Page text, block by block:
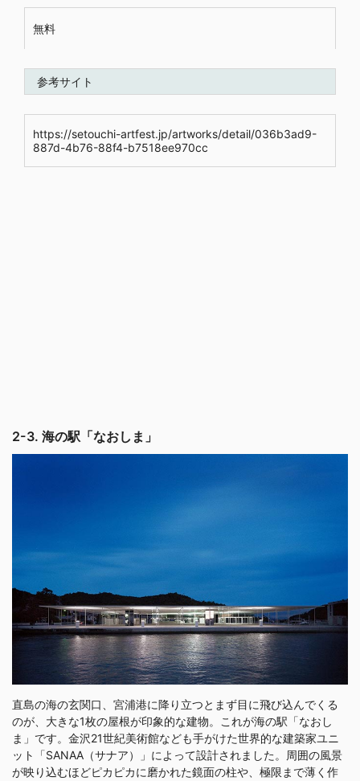
無料
参考サイト
https://setouchi-artfest.jp/artworks/detail/036b3ad9-
887d-4b76-88f4-b7518ee970cc
2-3. 海の駅「なおしま」
直島の海の玄関口、宮浦港に降り立つとまず目に飛び込んでくる
のが、大きな1枚の屋根が印象的な建物。これが海の駅「なおし
ま」です。金沢21世紀美術館なども手がけた世界的な建築家ユニ
ット「SANAA（サナア）」によって設計されました。周囲の風景
が映り込むほどピカピカに磨かれた鏡面の柱や、極限まで薄く作